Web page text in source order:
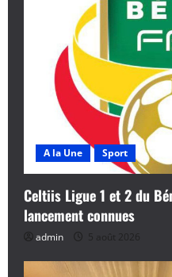
A la Une Sport
Celtiis Ligue 1 et 2 du
lancement connues
admin 5 août 2026